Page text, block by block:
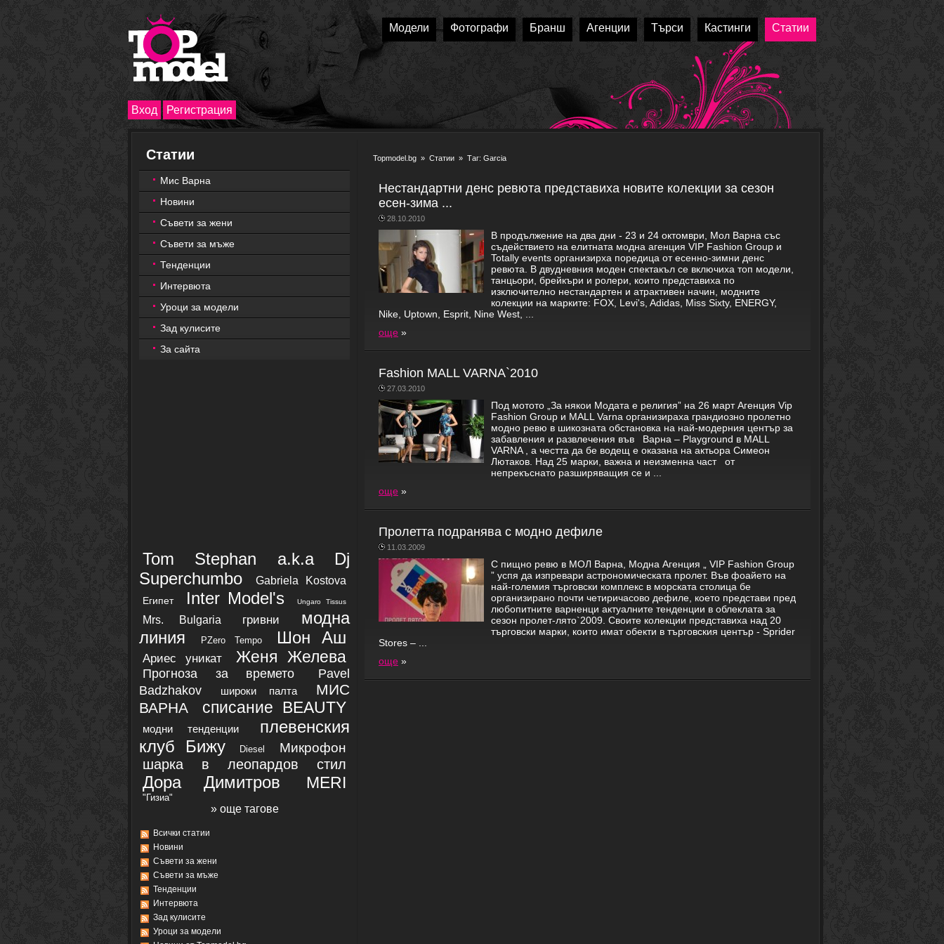
Модели Фотографи Бранш Агенции Търси Кастинги Статии
Вход Регистрация
Статии
Мис Варна
Новини
Съвети за жени
Съвети за мъже
Тенденции
Интервюта
Уроци за модели
Зад кулисите
За сайта
Tom Stephan a.k.a Dj
Superchumbo
Gabriela Kostova
Египет Inter Model's Ungaro Tissus
Mrs. Bulgaria гривни
модна
линия
PZero Tempo Шон Аш
Ариес уникат Женя Желева
Прогноза за времето
Pavel
Badzhakov
широки палта
МИС
ВАРНА
списание BEAUTY
модни тенденции
плевенския
клуб Бижу
Diesel Микрофон
шарка в леопардов стил
Дора Димитров MERI
"Гизиа"
» още тагове
Всички статии
Новини
Съвети за жени
Съвети за мъже
Тенденции
Интервюта
Зад кулисите
Уроци за модели
Topmodel.bg » Статии » Таг: Garcia
Нестандартни денс ревюта представиха новите колекции за сезон
есен-зима ...
28.10.2010
В продължение на два дни - 23 и 24 октомври, Мол Варна със
съдействието на елитната модна агенция VIP Fashion Group и
Totally events организирха поредица от есенно-зимни денс
ревюта. В двудневния моден спектакъл се включиха топ модели,
танцьори, брейкъри и ролери, които представиха по
изключително нестандартен и атрактивен начин, модните
колекции на марките: FOX, Levi's, Adidas, Miss Sixty, ENERGY,
Nike, Uptown, Esprit, Nine West, ...
още »
Fashion MALL VARNA`2010
27.03.2010
Под мотото „За някои Модата е религия” на 26 март Агенция Vip
Fashion Group и MALL Varna организираха грандиозно пролетно
модно ревю в шикозната обстановка на най-модерния център за
забавления и развлечения във Варна – Playground в MALL
VARNA , а честта да бе водещ е оказана на актьора Симеон
Лютаков. Над 25 марки, важна и неизменна част от
непрекъснато разширяващия се и ...
още »
Пролетта подранява с модно дефиле
11.03.2009
С пищно ревю в МОЛ Варна, Модна Агенция „ VIP Fashion Group
” успя да изпревари астрономическата пролет. Във фоайето на
най-големия търговски комплекс в морската столица бе
организирано почти четиричасово дефиле, което представи пред
любопитните варненци актуалните тенденции в облеклата за
сезон пролет-лято`2009. Своите колекции представиха над 20
търговски марки, които имат обекти в търговския център - Sprider
Stores – ...
още »